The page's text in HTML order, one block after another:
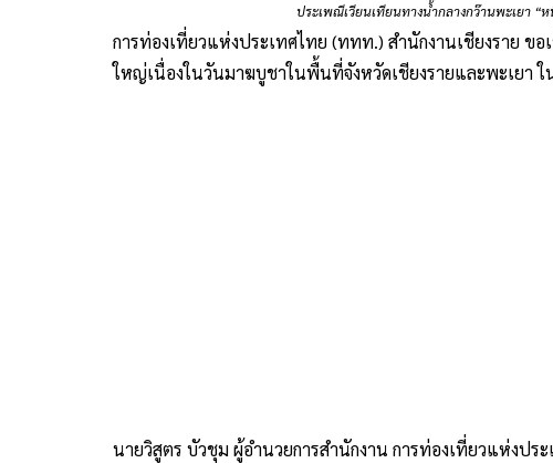
ประเพณีเวียนเทียนทางน้ำกลางกว๊านพะเยา “
การท่องเที่ยวแห่งประเทศไทย (ททท.) สำนักงานเชียงราย
ใหญ่เนื่องในวันมาฆบูชาในพื้นที่จังหวัดเชียงรายและพะเยา
นายวิสูตร บัวชุม ผู้อำนวยการสำนักงาน การท่องเที่ยวแห่งปร